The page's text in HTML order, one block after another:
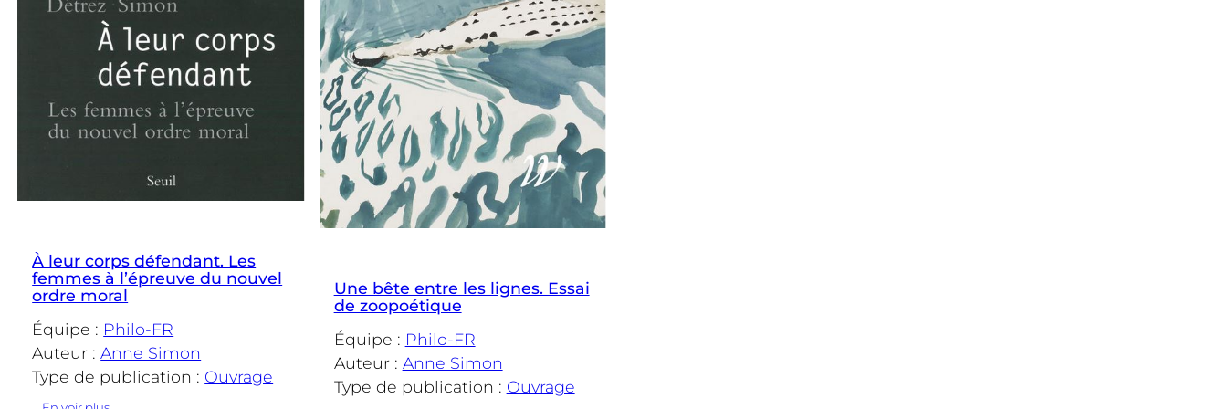
À leur corps défendant. Les
femmes à l’épreuve du nouvel
ordre moral
Équipe : Philo-FR
Auteur :Anne Simon
Type de publication : Ouvrage
Une bête entre les lignes. Essai
de zoopoétique
Équipe : Philo-FR
Auteur : Anne Simon
Type de publication : Ouvrage